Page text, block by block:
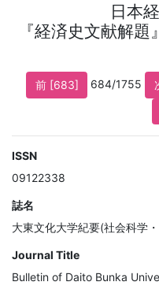
日本
『経済史文献解
前 [683] 684/1755
ISSN
09122338
誌名
大東文化大学紀要(社会科学
Journal Title
Bulletin of Daito Bunka